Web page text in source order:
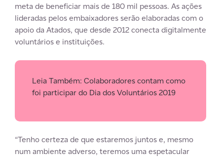
meta de beneficiar mais de 180 mil pessoas. As ações
lideradas pelos embaixadores serão elaboradas com o
apoio da Atados, que desde 2012 conecta digitalmente
voluntários e instituições.
Leia Também: Colaboradores contam como
foi participar do Dia dos Voluntários 2019
“Tenho certeza de que estaremos juntos e, mesmo
num ambiente adverso, teremos uma espetacular